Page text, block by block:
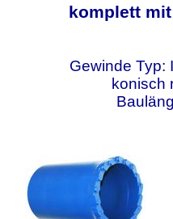
komplett
Gewinde Typ:
konisch